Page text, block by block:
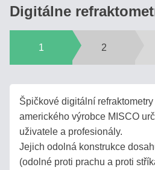
Digitálne
1 2
Špičkové digitální refraktometry
amerického výrobce MISCO
uživatele a profesionály.
Jejich odolná konstrukce
(odolné proti prachu a proti